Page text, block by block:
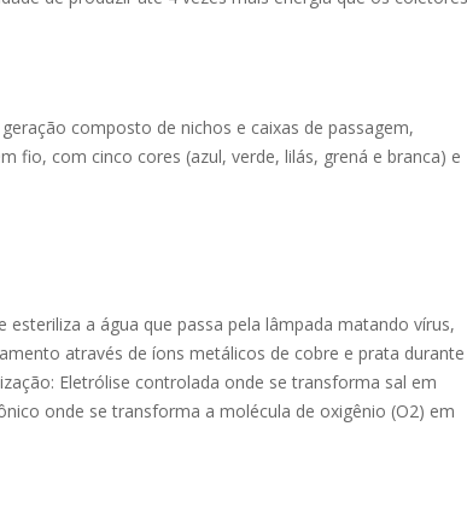
composto de nichos e caixas de passagem,
fio, com cinco cores (azul, verde, lilás, grená e branca) e
esteriliza a água que passa pela lâmpada matando vírus,
através de íons metálicos de cobre e prata durante
Eletrólise controlada onde se transforma sal em
onde se transforma a molécula de oxigênio (O2) em